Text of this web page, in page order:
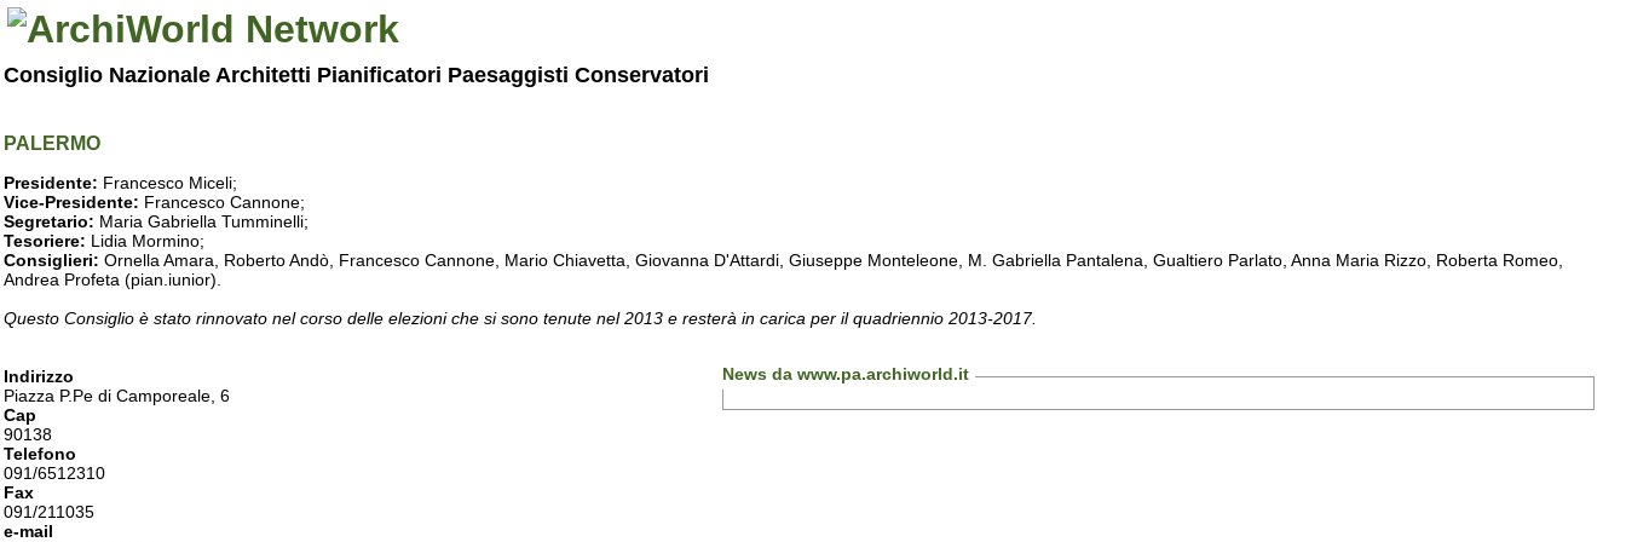
Consiglio Nazionale Architetti Pianificatori Paesaggisti Conservatori
PALERMO
Presidente: Francesco Miceli;
Vice-Presidente: Francesco Cannone;
Segretario: Maria Gabriella Tumminelli;
Tesoriere: Lidia Mormino;
Consiglieri: Ornella Amara, Roberto Andò, Francesco Cannone, Mario Chiavetta, Giovanna D'Attardi, Giuseppe Monteleone, M. Gabriella Pantalena, Gualtiero Parlato, Anna Maria Rizzo, Roberta Romeo,
Andrea Profeta (pian.iunior).
Questo Consiglio è stato rinnovato nel corso delle elezioni che si sono tenute nel 2013 e resterà in carica per il quadriennio 2013-2017.
Indirizzo
Piazza P.Pe di Camporeale, 6
Cap
90138
Telefono
091/6512310
Fax
091/211035
e-mail
News da www.pa.archiworld.it